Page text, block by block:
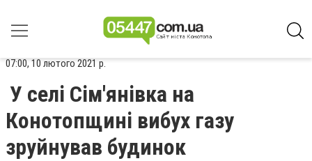
07:00, 10 лютого 2021 р.
У селі Сім'янівка на
Конотопщині вибух газу
зруйнував будинок